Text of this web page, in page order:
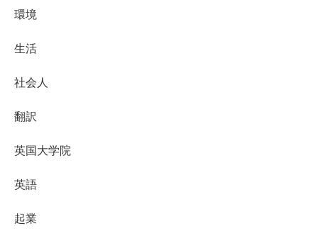
環境
生活
社会人
翻訳
英国大学院
英語
起業